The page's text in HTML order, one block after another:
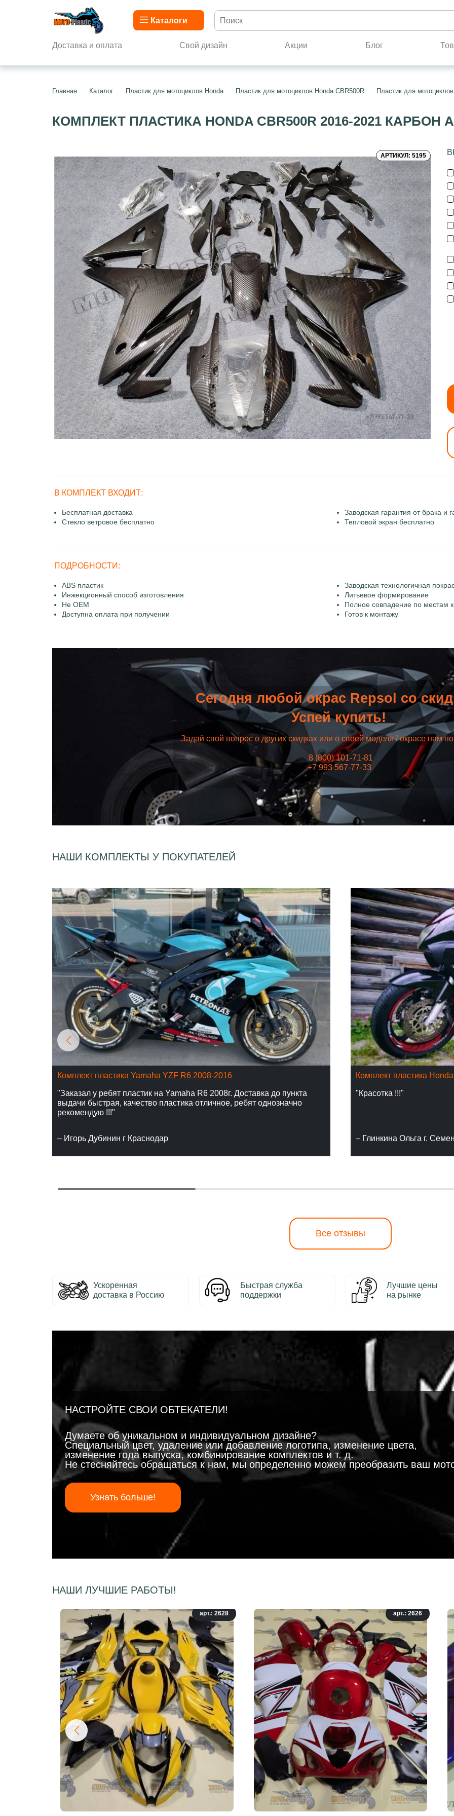
Каталоги
Доставка и оплата Свой дизайн Акции Блог
Главная Каталог Пластик для мотоциклов Honda Пластик для мотоциклов Honda CBR500R Пластик для
КОМПЛЕКТ ПЛАСТИКА HONDA CBR500R 2016-2021
АРТИКУЛ: 5195
В КОМПЛЕКТ ВХОДИТ:
Бесплатная доставка
Заводская гарантия от брака и
Стекло ветровое бесплатно
Тепловой экран бесплатно
ПОДРОБНОСТИ:
ABS пластик
Заводская технологичная
Инжекционный способ изготовления
Литьевое формирование
Не OEM
Полное совпадение по местам
Доступна оплата при получении
Готов к монтажу
Сегодня любой окрас Repsol со
Успей купить!
Задай свой вопрос о других скидках или о своей модели / окрасе нам
8 (800) 101-71-81
+7 993 567-77-33
НАШИ КОМПЛЕКТЫ У ПОКУПАТЕЛЕЙ
Комплект пластика Yamaha YZF R6 2008-2016
"Заказал у ребят пластик на Yamaha R6 2008г. Доставка до пункта
выдачи быстрая, качество пластика отличное, ребят однозначно
рекомендую !!!"
– Игорь Дубинин г Краснодар
Комплект пластика
"Красотка !!!"
– Глинкина Ольга г.
Все отзывы
Ускоренная
доставка в Россию
Быстрая служба
поддержки
Лучшие цены
на рынке
НАСТРОЙТЕ СВОИ ОБТЕКАТЕЛИ!
Думаете об уникальном и индивидуальном дизайне?
Специальный цвет, удаление или добавление логотипа, изменение цвета,
изменение года выпуска, комбинирование комплектов и т. д.
Не стесняйтесь обращаться к нам, мы определенно можем преобразить ваш
Узнать больше!
НАШИ ЛУЧШИЕ РАБОТЫ!
арт.: 2628 арт.: 2626